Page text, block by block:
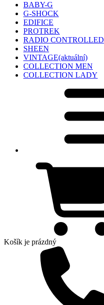
BABY-G
G-SHOCK
EDIFICE
PROTREK
RADIO CONTROLLED
SHEEN
VINTAGE(aktuální)
COLLECTION MEN
COLLECTION LADY
Košík je prázdný